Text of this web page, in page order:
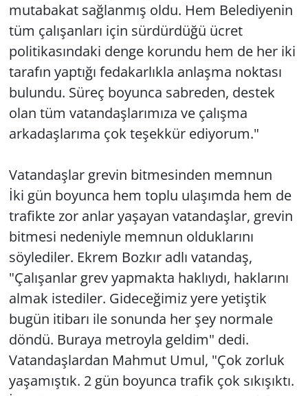
mutabakat sağlanmış oldu. Hem Belediyenin
tüm çalışanları için sürdürdüğü ücret
politikasındaki denge korundu hem de her iki
tarafın yaptığı fedakarlıkla anlaşma noktası
bulundu. Süreç boyunca sabreden, destek
olan tüm vatandaşlarımıza ve çalışma
arkadaşlarıma çok teşekkür ediyorum."
Vatandaşlar grevin bitmesinden memnun
İki gün boyunca hem toplu ulaşımda hem de
trafikte zor anlar yaşayan vatandaşlar, grevin
bitmesi nedeniyle memnun olduklarını
söylediler. Ekrem Bozkır adlı vatandaş,
"Çalışanlar grev yapmakta haklıydı, haklarını
almak istediler. Gideceğimiz yere yetiştik
bugün itibarı ile sonunda her şey normale
döndü. Buraya metroyla geldim" dedi.
Vatandaşlardan Mahmut Umul, "Çok zorluk
yaşamıştık. 2 gün boyunca trafik çok sıkışıktı.